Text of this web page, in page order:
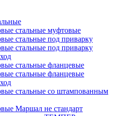
стальные муфтовые
стальные под приварку
стальные под приварку
стальные фланцевые
стальные фланцевые
стальные со штампованным
Маршал не стандарт